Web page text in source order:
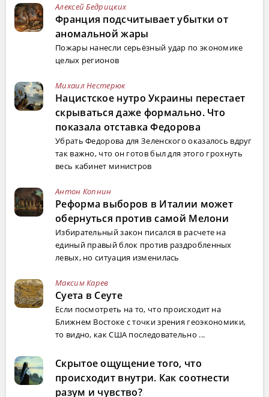
Алексей Бедрицких
Франция подсчитывает убытки от
аномальной жары
Пожары нанесли серьёзный удар по экономике
целых регионов
Михаил Нестерюк
Нацистское нутро Украины перестает
скрываться даже формально. Что
показала отставка Федорова
Убрать Федорова для Зеленского оказалось вдруг
так важно, что он готов был для этого грохнуть
весь кабинет министров
Антон Копнин
Реформа выборов в Италии может
обернуться против самой Мелони
Избирательный закон писался в расчете на
единый правый блок против раздробленных
левых, но ситуация изменилась
Максим Карев
Суета в Сеуте
Если посмотреть на то, что происходит на
Ближнем Востоке с точки зрения геоэкономики,
то видно, как США последовательно ...
Скрытое ощущение того, что
происходит внутри. Как соотнести
разум и чувство?